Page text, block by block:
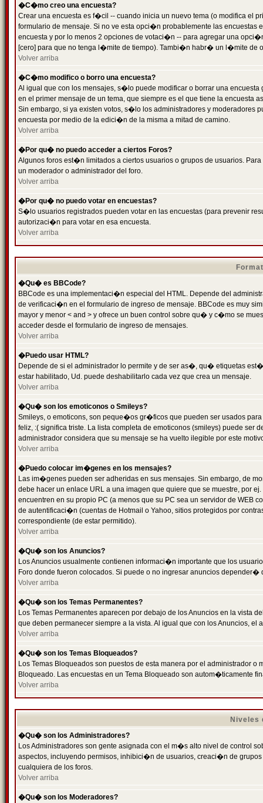
�C�mo creo una encuesta?
Crear una encuesta es f�cil -- cuando inicia un nuevo tema (o modifica el
formulario de mensaje. Si no ve esta opci�n probablemente las
encuesta y por lo menos 2 opciones de votaci�n -- para agregar una
[cero] para que no tenga l�mite de tiempo). Tambi�n habr� un l�mite de
Volver arriba
�C�mo modifico o borro una encuesta?
Al igual que con los mensajes, s�lo puede modificar o borrar una
en el primer mensaje de un tema, que siempre es el que tiene la encuesta
Sin embargo, si ya existen votos, s�lo los administradores y moderadores
encuesta por medio de la edici�n de la misma a mitad de camino.
Volver arriba
�Por qu� no puedo acceder a ciertos Foros?
Algunos foros est�n limitados a ciertos usuarios o grupos de usuarios.
un moderador o administrador del foro.
Volver arriba
�Por qu� no puedo votar en encuestas?
S�lo usuarios registrados pueden votar en las encuestas (para prevenir
autorizaci�n para votar en esa encuesta.
Volver arriba
�Qu� es BBCode?
BBCode es una implementaci�n especial del HTML. Depende del
de verificaci�n en el formulario de ingreso de mensaje. BBCode es muy
mayor y menor < and > y ofrece un buen control sobre qu� y c�mo se
acceder desde el formulario de ingreso de mensajes.
Volver arriba
�Puedo usar HTML?
Depende de si el administrador lo permite y de ser as�, qu� etiquetas
estar habilitado, Ud. puede deshabilitarlo cada vez que crea un mensaje.
Volver arriba
�Qu� son los emoticonos o Smileys?
Smileys, o emoticons, son peque�os gr�ficos que pueden ser usados
feliz, :( significa triste. La lista completa de emoticonos (smileys) puede
administrador considera que su mensaje se ha vuelto ilegible por este
Volver arriba
�Puedo colocar im�genes en los mensajes?
Las im�genes pueden ser adheridas en sus mensajes. Sin embargo, de
debe hacer un enlace URL a una imagen que quiere que se muestre, por
encuentren en su propio PC (a menos que su PC sea un servidor de
de autentificaci�n (cuentas de Hotmail o Yahoo, sitios protegidos por
correspondiente (de estar permitido).
Volver arriba
�Qu� son los Anuncios?
Los Anuncios usualmente contienen informaci�n importante que los
Foro donde fueron colocados. Si puede o no ingresar anuncios
Volver arriba
�Qu� son los Temas Permanentes?
Los Temas Permanentes aparecen por debajo de los Anuncios en la
que deben permanecer siempre a la vista. Al igual que con los Anuncios,
Volver arriba
�Qu� son los Temas Bloqueados?
Los Temas Bloqueados son puestos de esta manera por el administrador
Bloqueado. Las encuestas en un Tema Bloqueado son autom�ticamente
Volver arriba
Niveles
�Qu� son los Administradores?
Los Administradores son gente asignada con el m�s alto nivel de control
aspectos, incluyendo permisos, inhibici�n de usuarios, creaci�n de
cualquiera de los foros.
Volver arriba
�Qu� son los Moderadores?